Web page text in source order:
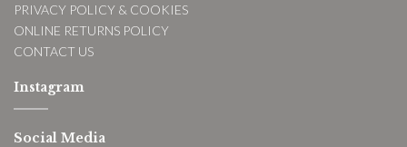
PRIVACY POLICY & COOKIES
ONLINE RETURNS POLICY
CONTACT US
Instagram
Social Media